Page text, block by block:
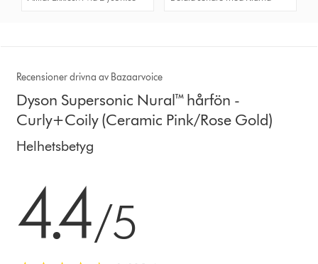
Recensioner drivna av Bazaarvoice
Dyson Supersonic Nural™ hårfön -
Curly+Coily (Ceramic Pink/Rose Gold)
Helhetsbetyg
4.4/5